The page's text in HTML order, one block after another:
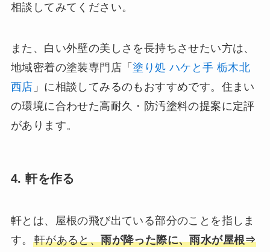
相談してみてください。
また、白い外壁の美しさを長持ちさせたい方は、
地域密着の塗装専門店「塗り処 ハケと手 栃木北
西店 」に相談してみるのもおすすめです。住まい
の環境に合わせた高耐久・防汚塗料の提案に定評
があります。
4. 軒を作る
軒とは、屋根の飛び出ている部分のことを指しま
す。 軒があると、雨が降った際に、雨水が屋根⇒